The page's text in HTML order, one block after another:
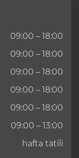
09:00 – 18:00
09:00 – 18:00
09:00 – 18:00
09:00 – 18:00
09:00 – 18:00
09:00 – 13:00
hafta tatili